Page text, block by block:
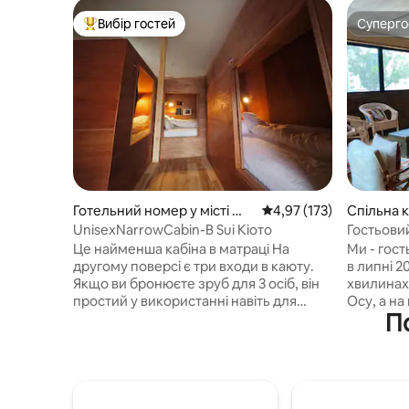
Топ вибір гостей
Вибір гостей
Готельний номер у місті 京
都市上京区
Середня оцінка: 4,97 з
4,97 (173)
UnisexNarrowCabin-B Sui Кіото
Це найменша кабіна в матраці На
другому поверсі є три входи в каюту.
Якщо ви бронюєте зруб для 3 осіб, він
простий у використанні навіть для
Спільна
a Ward,
рюкзак
Ми -
в липні
хвилинах
Осу, а на
багато